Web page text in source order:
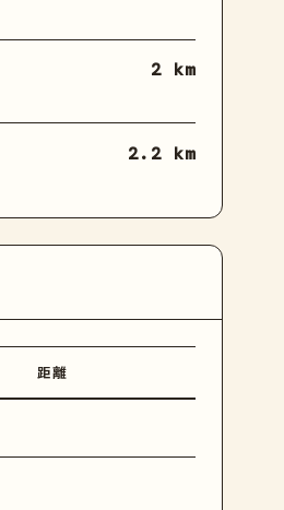
2 km
2.2 km
距離